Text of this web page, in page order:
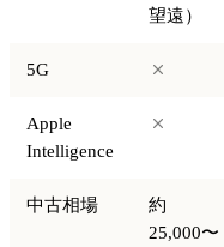
望遠）
5G
Apple
Intelligence
中古相場
約
25,000〜